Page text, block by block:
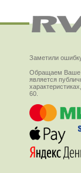
Заметили
Обращаем Ваше
является
60.